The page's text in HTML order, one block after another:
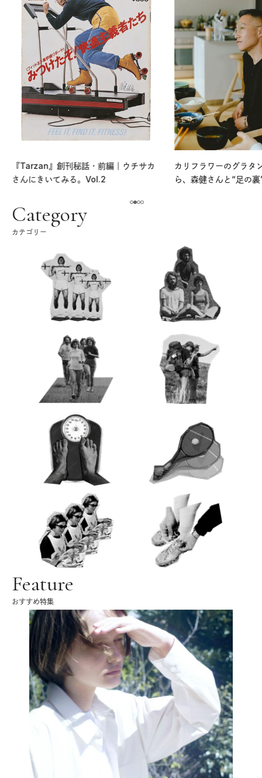
『Tarzan』創刊秘話・前編｜ウチサカ
さんにきいてみる。Vol.2
カリフラワーのグラタ
ら、森健さんと“足の
Category
カテゴリー
Feature
おすすめ特集